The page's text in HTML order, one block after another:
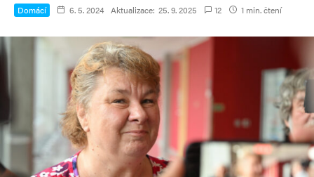
Domácí 6. 5. 2024 Aktualizace: 25. 9. 2025 12 1 min. čtení